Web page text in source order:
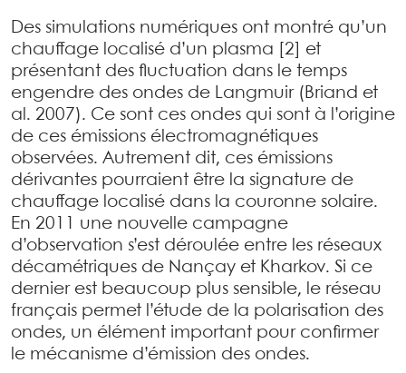
Des simulations numériques ont montré qu’un
chauffage localisé d’un plasma [2] et
présentant des fluctuation dans le temps
engendre des ondes de Langmuir (Briand et
al. 2007). Ce sont ces ondes qui sont à l’origine
de ces émissions électromagnétiques
observées. Autrement dit, ces émissions
dérivantes pourraient être la signature de
chauffage localisé dans la couronne solaire.
En 2011 une nouvelle campagne
d’observation s’est déroulée entre les réseaux
décamétriques de Nançay et Kharkov. Si ce
dernier est beaucoup plus sensible, le réseau
français permet l’étude de la polarisation des
ondes, un élément important pour confirmer
le mécanisme d’émission des ondes.